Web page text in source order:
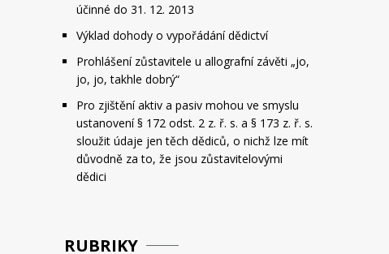
účinné do 31. 12. 2013
Výklad dohody o vypořádání dědictví
Prohlášení zůstavitele u allografní závěti „jo,
jo, jo, takhle dobrý“
Pro zjištění aktiv a pasiv mohou ve smyslu
ustanovení § 172 odst. 2 z. ř. s. a § 173 z. ř. s.
sloužit údaje jen těch dědiců, o nichž lze mít
důvodně za to, že jsou zůstavitelovými
dědici
RUBRIKY